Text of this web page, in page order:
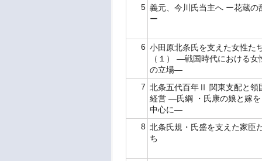
5 義元、今川氏当主へ ー花蔵の
ー
6 小田原北条氏を支えた女性た
（１） ―戦国時代における女
の立場―
7 北条五代百年Ⅱ 関東支配と領
経営 ―氏綱 ・氏康の娘と嫁を
中心に―
8 北条氏規・氏盛を支えた家臣
ち